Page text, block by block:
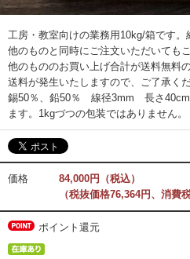
工房・教室向けの業務用10kg/箱です。
他のものと同時にご注文いただいても
他のもののお買い上げ合計が送料無料
送料が発生いたしますので、ご了承くだ
錫50％、鉛50％ 線径3mm 長さ40cm
ます。1kgづつの包装ではありません。
価格
84,000円（税込）
（税抜価格76,364円、消費
ポイント還元